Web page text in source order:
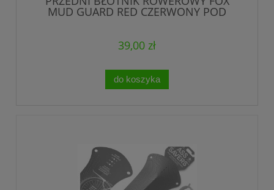
MUD GUARD RED CZERWONY POD
39,00 zł
do koszyka